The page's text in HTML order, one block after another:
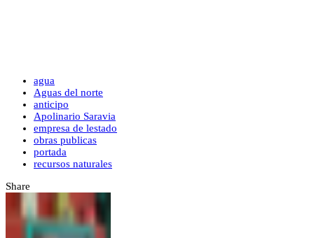
agua
Aguas del norte
anticipo
Apolinario Saravia
empresa de lestado
obras publicas
portada
recursos naturales
Share